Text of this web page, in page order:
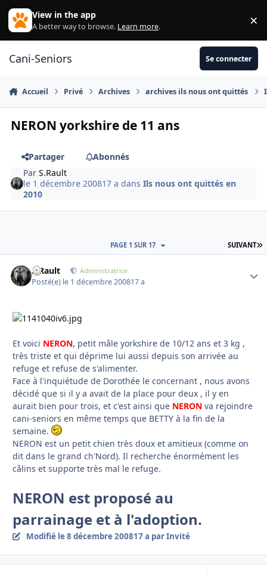
Aller au contenu
View in the app
A better way to browse. Learn more. ×
Cani-Seniors Se connecter
Accueil Privé Archives archives ils nous ont quittés
NERON yorkshire de 11 ans
Partager
Abonnés
ParS.Rault
le 1 décembre 200817 a dansIls nous ont quittés en
2010
SUIVANT
PAGE 1 SUR 17
S.Rault Administratrice
Posté(e) le 1 décembre 200817 a
Et voici NERON, petit mâle yorkshire de 10/12 ans et 3 kg ,
très triste et qui déprime lui aussi depuis son arrivée au
refuge et refuse de s'alimenter.
Face à l'inquiétude de Dorothée le concernant , nous avons
décidé que si il y a avait de la place pour deux , il y en
aurait bien pour trois, et c'est ainsi que NERON va rejoindre
cani-seniors en même temps que BETTY à la fin de la
semaine.
NERON est un petit chien très doux et amitieux (comme on
dit dans le grand ch'Nord). Il recherche énormément les
câlins et supporte très mal le refuge.
NERON est proposé au
parrainage et à l'adoption.
Modifié le 8 décembre 200817 a par Invité